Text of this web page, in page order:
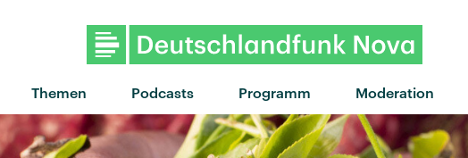
Themen Podcasts Programm Moderation
"Like An Animal" von Rüfüs Du